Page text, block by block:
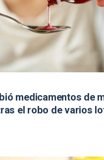
medicamentos de
el robo de varios